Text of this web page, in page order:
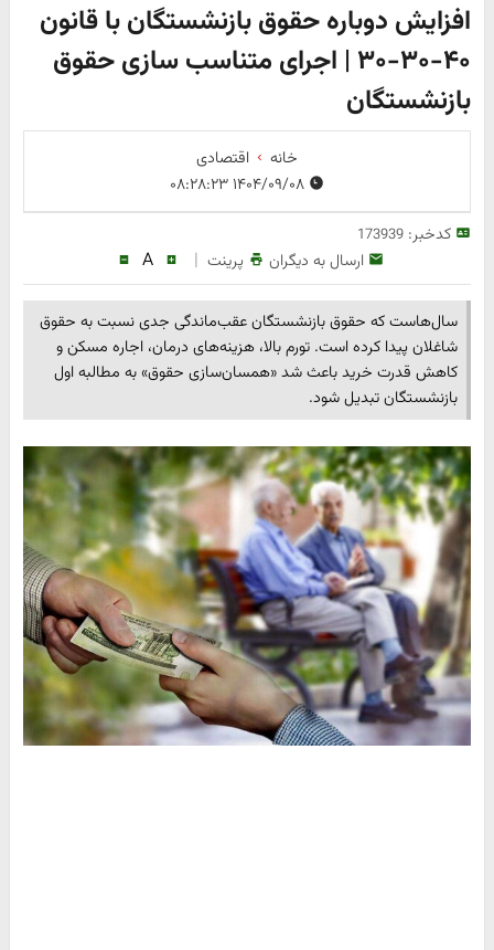
افزایش دوباره حقوق بازنشستگان با قانون
۴۰-۳۰-۳۰ | اجرای متناسب سازی حقوق
بازنشستگان
خانه
اقتصادی
۱۴۰۴/۰۹/۰۸ ۰۸:۲۸:۲۳
کدخبر:173939
ارسال به دیگران پرینت |
A
سال‌هاست که حقوق بازنشستگان عقب‌ماندگی جدی نسبت به حقوق
شاغلان پیدا کرده است. تورم بالا، هزینه‌های درمان، اجاره مسکن و
کاهش قدرت خرید باعث شد «همسان‌سازی حقوق» به مطالبه اول
بازنشستگان تبدیل شود.